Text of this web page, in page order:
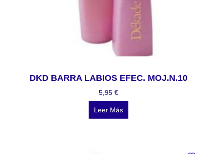
DKD BARRA LABIOS EFEC. MOJ.N.10
5,95 €
Leer Más